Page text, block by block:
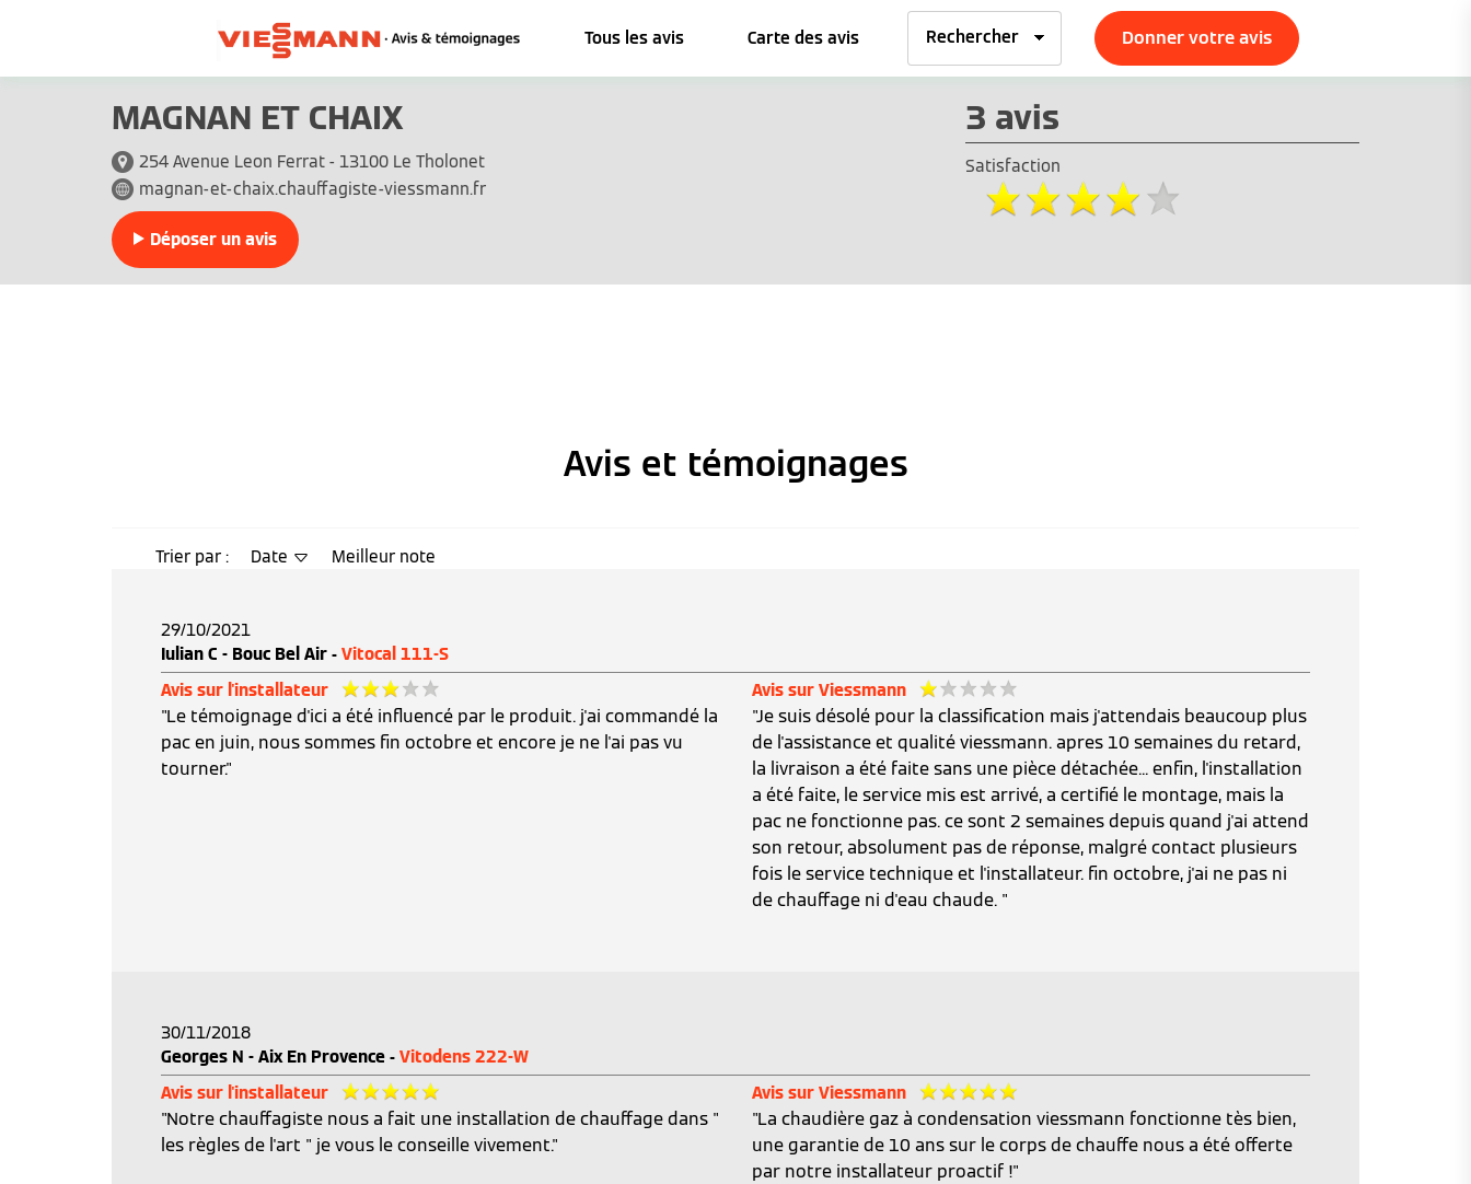
Tous les avis Carte des avis Donner votre avis
MAGNAN ET CHAIX
254 Avenue Leon Ferrat - 13100 Le Tholonet
magnan-et-chaix.chauffagiste-viessmann.fr
Déposer un avis
3 avis
Satisfaction
Avis et témoignages
Trier par : Date Meilleur note
29/10/2021
Iulian C - Bouc Bel Air - Vitocal 111-S
Avis sur l'installateur
"Le témoignage d'ici a été influencé par le produit. j'ai commandé la
pac en juin, nous sommes fin octobre et encore je ne l'ai pas vu
tourner."
Avis sur Viessmann
"Je suis désolé pour la classification mais j'attendais beaucoup plus
de l'assistance et qualité viessmann. apres 10 semaines du retard,
la livraison a été faite sans une pièce détachée... enfin, l'installation
a été faite, le service mis est arrivé, a certifié le montage, mais la
pac ne fonctionne pas. ce sont 2 semaines depuis quand j'ai attend
son retour, absolument pas de réponse, malgré contact plusieurs
fois le service technique et l'installateur. fin octobre, j'ai ne pas ni
de chauffage ni d'eau chaude. "
30/11/2018
Georges N - Aix En Provence - Vitodens 222-W
Avis sur l'installateur
"Notre chauffagiste nous a fait une installation de chauffage dans "
les règles de l'art " je vous le conseille vivement."
Avis sur Viessmann
"La chaudière gaz à condensation viessmann fonctionne tès bien,
une garantie de 10 ans sur le corps de chauffe nous a été offerte
par notre installateur proactif !"